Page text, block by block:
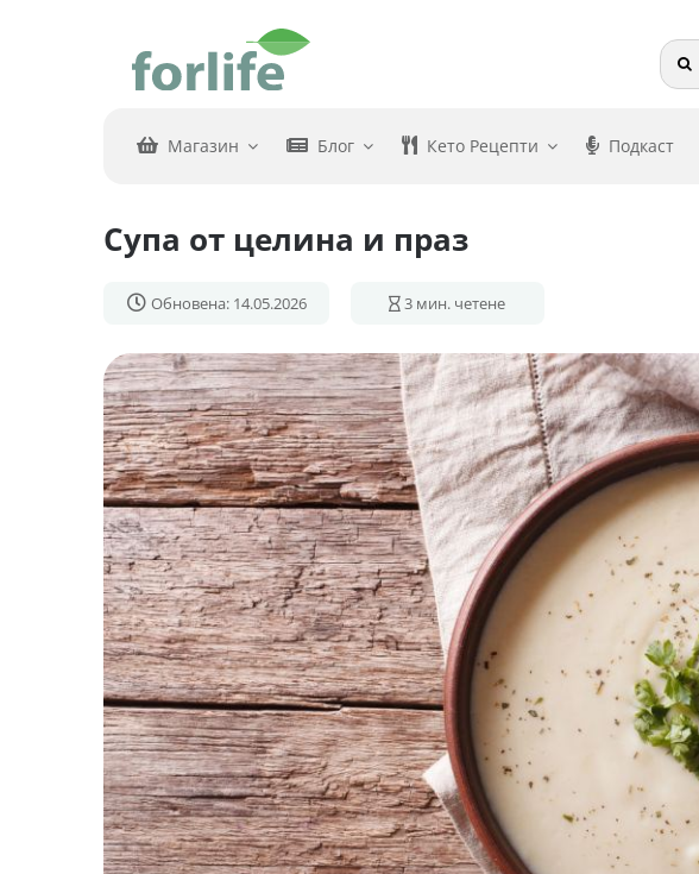
...
Магазин Блог Кето Рецепти Подкаст
Супа от целина и праз
Обновена: 14.05.2026 3 мин. четене